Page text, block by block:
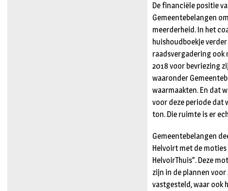
De financiële positie
Gemeentebelangen
meerderheid. In het
huishoudboekje
raadsvergadering ook
2018 voor bevriezing
waaronder
waarmaakten. En dat
voor deze periode dat
ton. Die ruimte is er
Gemeentebelangen
Helvoirt met de
HelvoirThuis”. Deze
zijn in de plannen
vastgesteld, waar ook